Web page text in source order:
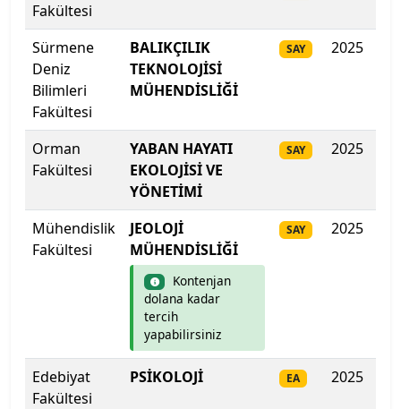
İstanbul 29 Mayıs Üniversitesi
İstanbul Arel Üniversitesi
İstanbul Atlas Üniversitesi
İstanbul Aydın Üniversitesi
İstanbul Beykent Üniversitesi
İstanbul Bilgi Üniversitesi
İstanbul Esenyurt Üniversitesi
İstanbul Galata Üniversitesi
İstanbul Gedik Üniversitesi
Fakültesi
Sürmene
Deniz
Bilimleri
Fakültesi
BALIKÇILIK
TEKNOLOJİSİ
MÜHENDİSLİĞİ
SAY 2025
Orman
Fakültesi
YABAN HAYATI
EKOLOJİSİ VE
YÖNETİMİ
SAY 2025
Mühendislik
Fakültesi
JEOLOJİ
MÜHENDİSLİĞİ
Kontenjan
dolana kadar
tercih
yapabilirsiniz
SAY 2025
Edebiyat
Fakültesi
PSİKOLOJİ EA 2025